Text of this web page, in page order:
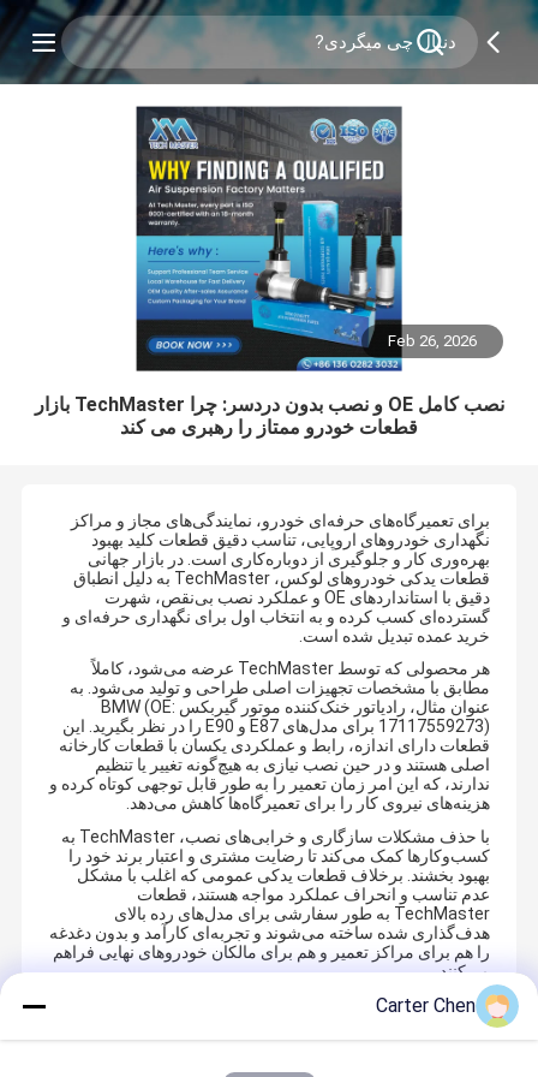
Feb 26, 2026
نصب کامل OE و نصب بدون دردسر: چرا TechMaster بازار
قطعات خودرو ممتاز را رهبری می کند
برای تعمیرگاه‌های حرفه‌ای خودرو، نمایندگی‌های مجاز و مراکز
نگهداری خودروهای اروپایی، تناسب دقیق قطعات کلید بهبود
بهره‌وری کار و جلوگیری از دوباره‌کاری است. در بازار جهانی
قطعات یدکی خودروهای لوکس، TechMaster به دلیل انطباق
دقیق با استانداردهای OE و عملکرد نصب بی‌نقص، شهرت
گسترده‌ای کسب کرده و به انتخاب اول برای نگهداری حرفه‌ای و
خرید عمده تبدیل شده است.
هر محصولی که توسط TechMaster عرضه می‌شود، کاملاً
مطابق با مشخصات تجهیزات اصلی طراحی و تولید می‌شود. به
عنوان مثال، رادیاتور خنک‌کننده موتور گیربکس BMW (OE:
17117559273) برای مدل‌های E87 و E90 را در نظر بگیرید. این
قطعات دارای اندازه، رابط و عملکردی یکسان با قطعات کارخانه
اصلی هستند و در حین نصب نیازی به هیچ‌گونه تغییر یا تنظیم
ندارند، که این امر زمان تعمیر را به طور قابل توجهی کوتاه کرده و
هزینه‌های نیروی کار را برای تعمیرگاه‌ها کاهش می‌دهد.
با حذف مشکلات سازگاری و خرابی‌های نصب، TechMaster به
کسب‌وکارها کمک می‌کند تا رضایت مشتری و اعتبار برند خود را
بهبود بخشند. برخلاف قطعات یدکی عمومی که اغلب با مشکل
عدم تناسب و انحراف عملکرد مواجه هستند، قطعات
TechMaster به طور سفارشی برای مدل‌های رده بالای
هدف‌گذاری شده ساخته می‌شوند و تجربه‌ای کارآمد و بدون دغدغه
را هم برای مراکز تعمیر و هم برای مالکان خودروهای نهایی فراهم
می‌کنند.
Carter Chen